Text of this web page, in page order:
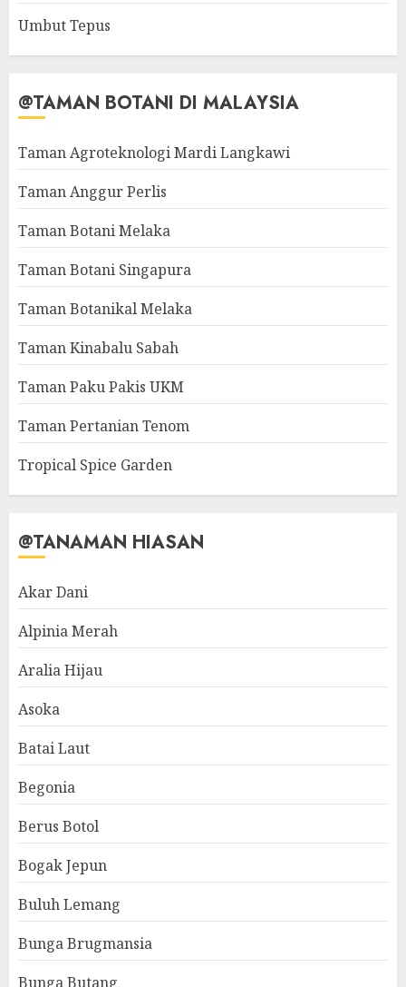
Umbut Tepus
@TAMAN BOTANI DI MALAYSIA
Taman Agroteknologi Mardi Langkawi
Taman Anggur Perlis
Taman Botani Melaka
Taman Botani Singapura
Taman Botanikal Melaka
Taman Kinabalu Sabah
Taman Paku Pakis UKM
Taman Pertanian Tenom
Tropical Spice Garden
@TANAMAN HIASAN
Akar Dani
Alpinia Merah
Aralia Hijau
Asoka
Batai Laut
Begonia
Berus Botol
Bogak Jepun
Buluh Lemang
Bunga Brugmansia
Bunga Butang